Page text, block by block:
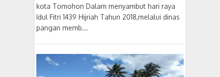
kota Tomohon Dalam menyambut hari raya
Idul Fitri 1439 Hijriah Tahun 2018,melalui dinas
pangan memb...